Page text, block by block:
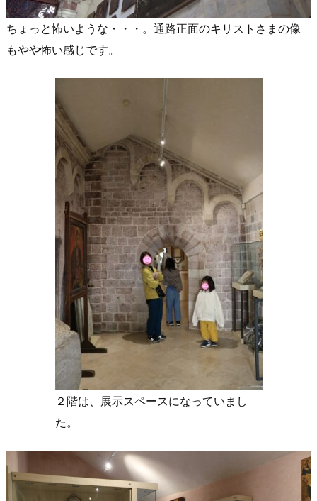
ちょっと怖いような・・・。通路正面のキリストさまの像
もやや怖い感じです。
２階は、展示スペースになっていまし
た。